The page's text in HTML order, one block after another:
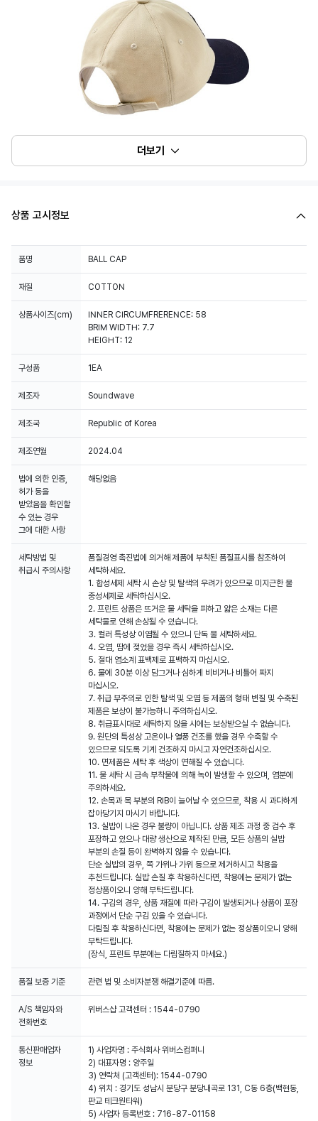
더보기
상품 고시정보
품명 BALL CAP
재질 COTTON
상품사이즈(cm)
INNER CIRCUMFRERENCE: 58
BRIM WIDTH: 7.7
구성품 1EA
제조자 Soundwave
제조국 Republic of Korea
제조연월 2024.04
법에 의한 인증,
허가 등을
받았음을 확인할
수 있는 경우
그에 대한 사항
해당없음
세탁방법 및
취급시 주의사항
품질경영 촉진법에 의거해 제품에 부착된 품질표시를 참조하여
세탁하세요.
1. 합성세제 세탁 시 손상 및 탈색의 우려가 있으므로 미지근한 물
중성세제로 세탁하십시오.
2. 프린트 상품은 뜨거운 물 세탁을 피하고 얇은 소재는 다른
세탁물로 인해 손상될 수 있습니다.
3. 컬러 특성상 이염될 수 있으니 단독 물 세탁하세요.
4. 오염, 땀에 젖었을 경우 즉시 세탁하십시오.
5. 절대 염소계 표백제로 표백하지 마십시오.
6. 물에 30분 이상 담그거나 심하게 비비거나 비틀어 짜지
마십시오.
7. 취급 부주의로 인한 탈색 및 오염 등 제품의 형태 변질 및 수축된
제품은 보상이 불가능하니 주의하십시오.
8. 취급표시대로 세탁하지 않을 시에는 보상받으실 수 없습니다.
9. 원단의 특성상 고온이나 열풍 건조를 했을 경우 수축할 수
있으므로 되도록 기계 건조하지 마시고 자연건조하십시오.
10. 면제품은 세탁 후 색상이 연해질 수 있습니다.
11. 물 세탁 시 금속 부착물에 의해 녹이 발생할 수 있으며, 염분에
주의하세요.
12. 손목과 목 부분의 RIB이 늘어날 수 있으므로, 착용 시 과다하게
잡아당기지 마시기 바랍니다.
13. 실밥이 나온 경우 불량이 아닙니다. 상품 제조 과정 중 검수 후
포장하고 있으나 대량 생산으로 제작된 만큼, 모든 상품의 실밥
부분의 손질 등이 완벽하지 않을 수 있습니다.
단순 실밥의 경우, 쪽 가위나 가위 등으로 제거하시고 착용을
추천드립니다. 실밥 손질 후 착용하신다면, 착용에는 문제가 없는
정상품이오니 양해 부탁드립니다.
14. 구김의 경우, 상품 재질에 따라 구김이 발생되거나 상품이 포장
과정에서 단순 구김 있을 수 있습니다.
다림질 후 착용하신다면, 착용에는 문제가 없는 정상품이오니 양해
부탁드립니다.
(장식, 프린트 부분에는 다림질하지 마세요.)
품질 보증 기준 관련 법 및 소비자분쟁 해결기준에 따름.
A/S 책임자와
전화번호
위버스샵 고객센터 : 1544-0790
통신판매업자
정보
1) 사업자명 : 주식회사 위버스컴퍼니
2) 대표자명 : 양주일
3) 연락처 (고객센터): 1544-0790
4) 위치 : 경기도 성남시 분당구 분당내곡로 131, C동 6층(백현동,
판교 테크원타워)
5) 사업자 등록번호 : 716-87-01158